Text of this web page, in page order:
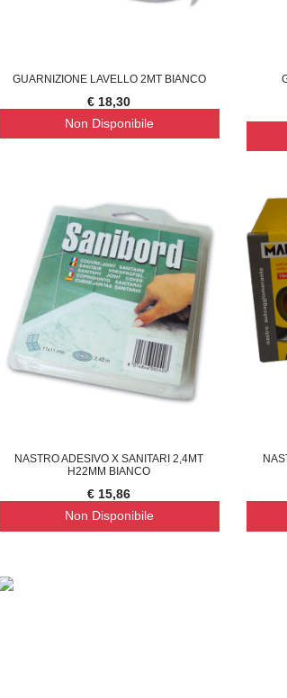
GUARNIZIONE LAVELLO 2MT BIANCO
€ 18,30
Non Disponibile
NASTRO ADESIVO X SANITARI 2,4MT
H22MM BIANCO
€ 15,86
Non Disponibile